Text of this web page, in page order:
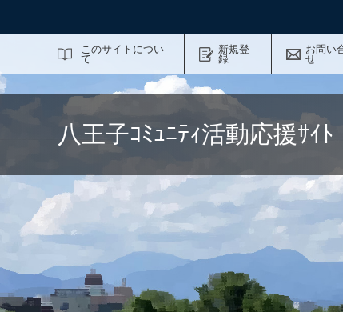
このサイトについ
て
新規登
録
お問い
せ
八王子ｺﾐｭﾆﾃｨ活動応援ｻ